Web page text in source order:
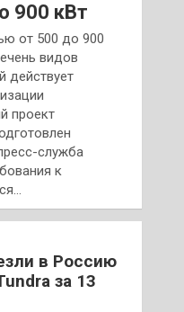
900 кВт
от 500 до 900
видов
действует
проект
служба
к
в Россию
за 13